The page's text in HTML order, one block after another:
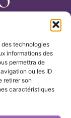
des technologies
informations des
permettra de
ou les ID
retirer son
caractéristiques